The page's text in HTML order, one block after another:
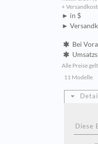
+
► in $
►
Bei
Alle Preise
11 Modelle
Diese